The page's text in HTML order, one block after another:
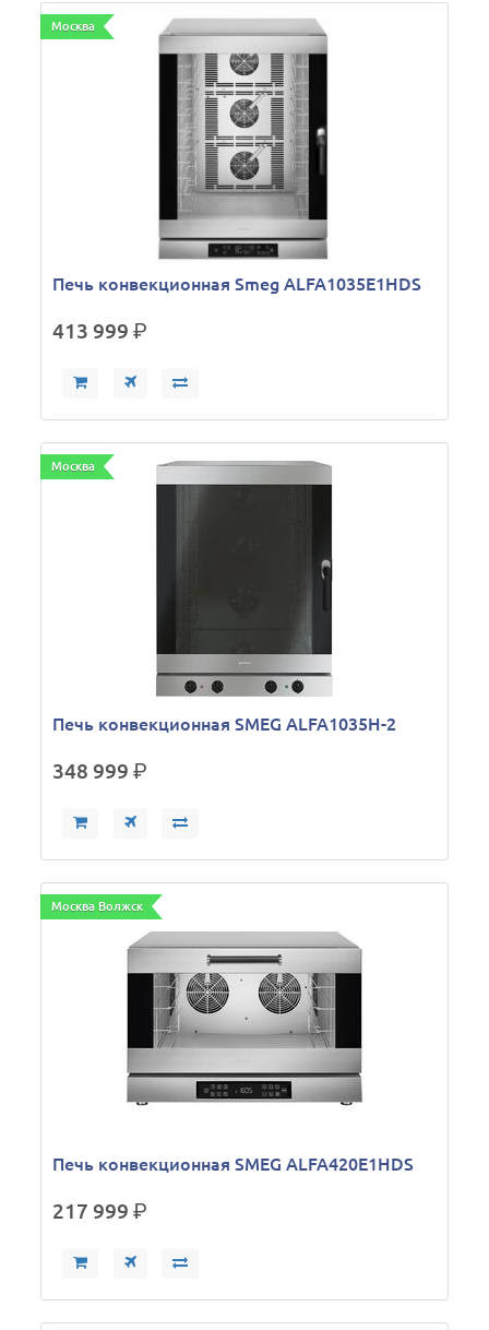
Москва
Печь конвекционная Smeg ALFA1035E1HDS
413 999р.
Москва
Печь конвекционная SMEG ALFA1035H-2
348 999р.
Москва Волжск
Печь конвекционная SMEG ALFA420E1HDS
217 999р.